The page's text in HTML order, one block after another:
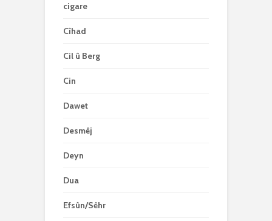
cigare
Cîhad
Cil û Berg
Cin
Dawet
Desmêj
Deyn
Dua
Efsûn/Sêhr